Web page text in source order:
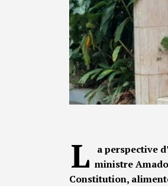
L
a perspective
ministre
Constitution,